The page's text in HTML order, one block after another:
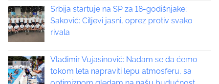
i
g
a
t
Srbija startuje na SP za 18-godišnjake;
Saković: Ciljevi jasni, oprez protiv svako
rivala
Vladimir Vujasinović: Nadam se da ćemo
tokom leta napraviti lepu atmosferu, sa